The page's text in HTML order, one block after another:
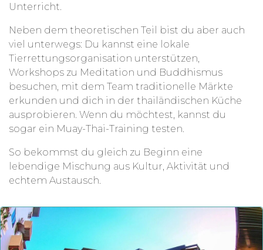
Unterricht.
Neben dem theoretischen Teil bist du aber auch
viel unterwegs: Du kannst eine lokale
Tierrettungsorganisation unterstützen,
Workshops zu Meditation und Buddhismus
besuchen, mit dem Team traditionelle Märkte
erkunden und dich in der thailändischen Küche
ausprobieren. Wenn du möchtest, kannst du
sogar ein Muay-Thai-Training testen.
So bekommst du gleich zu Beginn eine
lebendige Mischung aus Kultur, Aktivität und
echtem Austausch.